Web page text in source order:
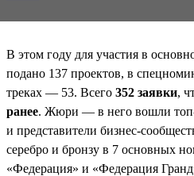
В этом году для участия в
подано 137 проектов, в
треках — 53. Всего 352 заявки,
ранее. Жюри — в него вошли
и представители бизнес-
серебро и бронзу в 7 основных
«Федерация» и «Федерация